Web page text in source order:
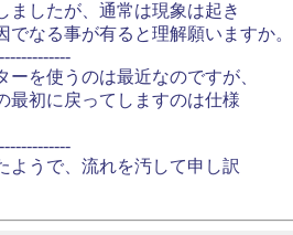
ましたが、通常は現象は起き
でなる事が有ると理解願いますか。
を使うのは最近なのですが、
最初に戻ってしますのは仕様
ようで、流れを汚して申し訳